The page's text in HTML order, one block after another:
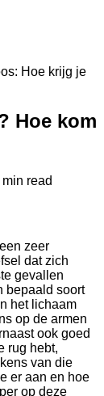
Hoe krijg je
Hoe kom
min read
zeer
dat zich
gevallen
bepaald soort
het lichaam
op de armen
ook goed
rug hebt,
van die
er aan en hoe
op deze